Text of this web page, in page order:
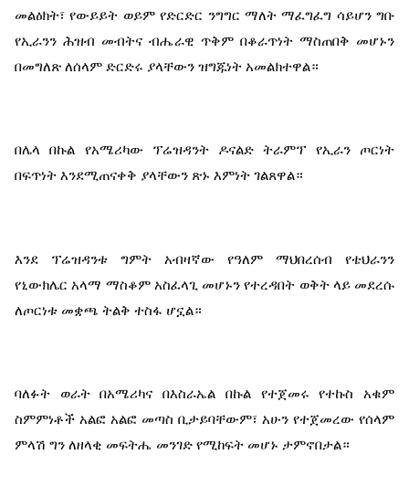
መልዕክት፣ የውይይት ወይም የድርድር ንግግር ማለት ማፈግፈግ ሳይሆን ግቡ
የኢራንን ሕዝብ መብትና ብሔራዊ ጥቅም በቆራጥነት ማስጠበቅ መሆኑን
በመግለጽ ለሰላም ድርድሩ ያላቸውን ዝግጁነት አመልክተዋል።
በሌላ በኩል የአሜሪካው ፕሬዝዳንት ዶናልድ ትራምፕ የኢራን ጦርነት
በፍጥነት እንደሚጠናቀቅ ያላቸውን ጽኑ እምነት ገልጸዋል።
እንደ ፕሬዝዳንቱ ግምት አብዛኛው የዓለም ማህበረሰብ የቴህራንን
የኒውክሌር አላማ ማስቆም አስፈላጊ መሆኑን የተረዳበት ወቅት ላይ መደረሱ
ለጦርነቱ መቋጫ ትልቅ ተስፋ ሆኗል።
ባለፉት ወራት በአሜሪካና በእስራኤል በኩል የተጀመሩ የተኩስ አቁም
ስምምነቶች አልፎ አልፎ መጣስ ቢታይባቸውም፣ አሁን የተጀመረው የሰላም
ምላሽ ግን ለዘላቂ መፍትሔ መንገድ የሚከፍት መሆኑ ታምኖበታል።